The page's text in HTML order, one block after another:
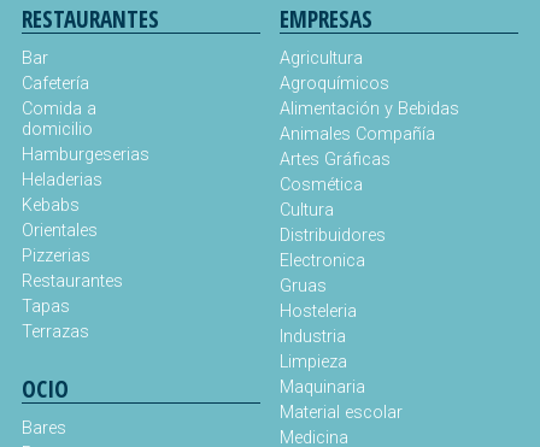
RESTAURANTES
Bar
Cafetería
Comida a
domicilio
Hamburgeserias
Heladerias
Kebabs
Orientales
Pizzerias
Restaurantes
Tapas
Terrazas
OCIO
Bares
EMPRESAS
Agricultura
Agroquímicos
Alimentación y Bebidas
Animales Compañía
Artes Gráficas
Cosmética
Cultura
Distribuidores
Electronica
Gruas
Hosteleria
Industria
Limpieza
Maquinaria
Material escolar
Medicina